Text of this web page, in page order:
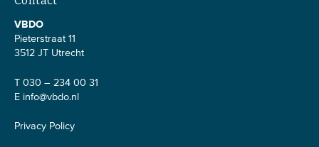
VBDO
Pieterstraat 11
3512 JT Utrecht
T 030 – 234 00 31
E info@vbdo.nl
Privacy Policy